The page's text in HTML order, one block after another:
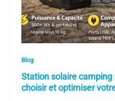
Blog
Station solaire
choisir et optimiser